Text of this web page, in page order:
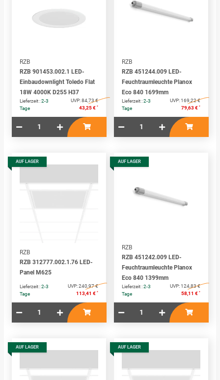
RZB
RZB 901453.002.1 LED-
Einbaudownlight Toledo Flat
18W 4000K D255 H37
Lieferzeit :2-3
Tage
UVP:84,73 €
43,25 € *
RZB
RZB 451244.009 LED-
Feuchtraumleuchte Planox
Eco 840 1699mm
Lieferzeit :2-3
Tage
UVP:169,22 €
79,63 € *
AUF LAGER
RZB
RZB 312777.002.1.76 LED-
Panel M625
Lieferzeit :2-3
Tage
UVP:240,97 €
113,41 € *
AUF LAGER
RZB
RZB 451242.009 LED-
Feuchtraumleuchte Planox
Eco 840 1399mm
Lieferzeit :2-3
Tage
UVP:124,83 €
58,11 € *
AUF LAGER AUF LAGER